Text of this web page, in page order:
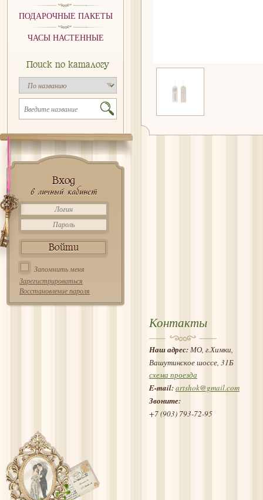
ПОДАРОЧНЫЕ ПАКЕТЫ
ЧАСЫ НАСТЕННЫЕ
Поиск по каталогу
Вход
в личный кабинет
Запомнить меня
Зарегистрироваться
Восстановление пароля
Контакты
Наш адрес:МО, г.Химки,
Вашутинское шоссе, 31Б
схема проезда
E-mail:artshok@gmail.com
Звоните:
+7 (903) 793-72-95